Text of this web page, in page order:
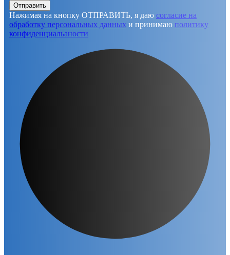
Отправить
Нажимая на кнопку ОТПРАВИТЬ, я даю согласие на
обработку персональных данных и принимаю политику
конфиденциальаности